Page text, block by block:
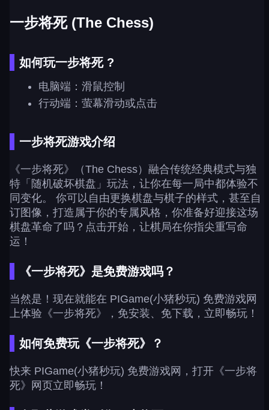
一步将死 (The Chess)
如何玩一步将死 ?
电脑端：滑鼠控制
行动端：萤幕滑动或点击
一步将死游戏介绍
《一步将死》（The Chess）融合传统经典模式与独
特「随机破坏棋盘」玩法，让你在每一局中都体验不
同变化。 你可以自由更换棋盘与棋子的样式，甚至自
订图像，打造属于你的专属风格，你准备好迎接这场
棋盘革命了吗？点击开始，让棋局在你指尖重写命
运！
《一步将死》是免费游戏吗？
当然是！现在就能在 PIGame(小猪秒玩) 免费游戏网
上体验《一步将死》，免安装、免下载，立即畅玩！
如何免费玩《一步将死》？
快来 PIGame(小猪秒玩) 免费游戏网，打开《一步将
死》网页立即畅玩！